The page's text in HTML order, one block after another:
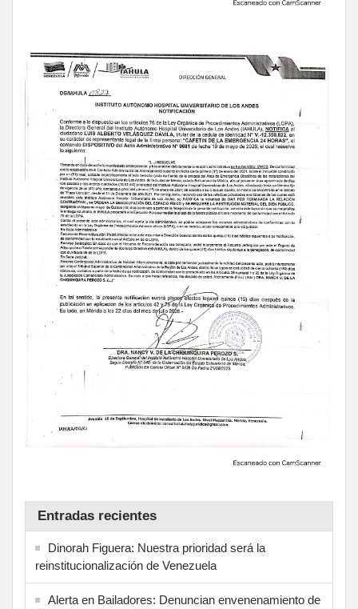
Entradas recientes
Dinorah Figuera: Nuestra prioridad será la
reinstitucionalización de Venezuela
Alerta en Bailadores: Denuncian envenenamiento de